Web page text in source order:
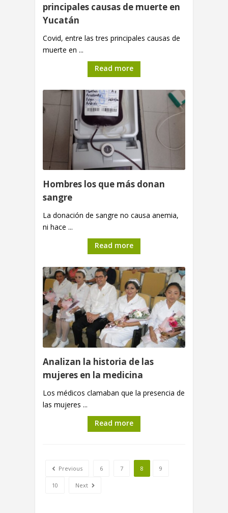
principales causas de muerte en
Yucatán
Covid, entre las tres principales causas de
muerte en ...
Read more
Hombres los que más donan
sangre
La donación de sangre no causa anemia,
ni hace ...
Read more
Analizan la historia de las
mujeres en la medicina
Los médicos clamaban que la presencia de
las mujeres ...
Read more
Previous 6 7 8 9
10 Next